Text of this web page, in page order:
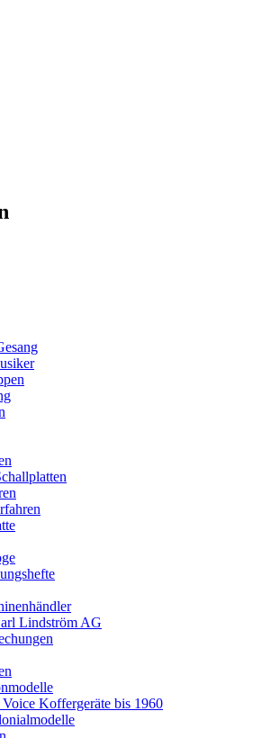
Lindström AG
Koffergeräte bis 1960